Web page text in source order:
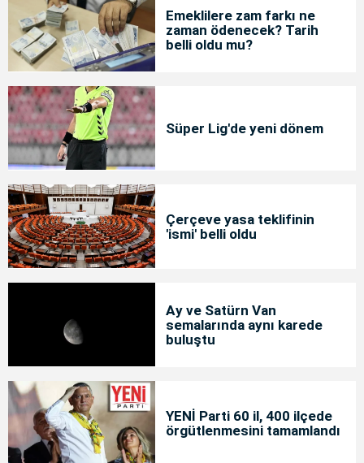
Emeklilere zam farkı ne
zaman ödenecek? Tarih
belli oldu mu?
Süper Lig'de yeni dönem
Çerçeve yasa teklifinin
'ismi' belli oldu
Ay ve Satürn Van
semalarında aynı karede
buluştu
YENİ Parti 60 il, 400 ilçede
örgütlenmesini tamamlandı